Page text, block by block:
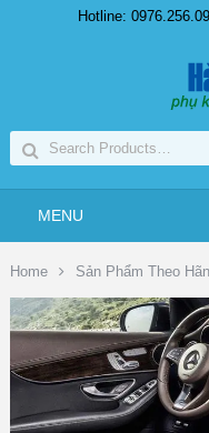
Hotline:
MENU
Home Sản Phẩm Theo